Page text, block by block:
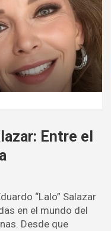
Entre el
“Lalo” Salazar
en el mundo del
Desde que